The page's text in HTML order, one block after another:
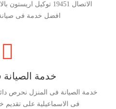
الاتصال 19451 توكيل
افضل خدمة فى
خدمة
خدمة الصيانة فى المنزل نحرص
فى الاسماعيلية على تقديم